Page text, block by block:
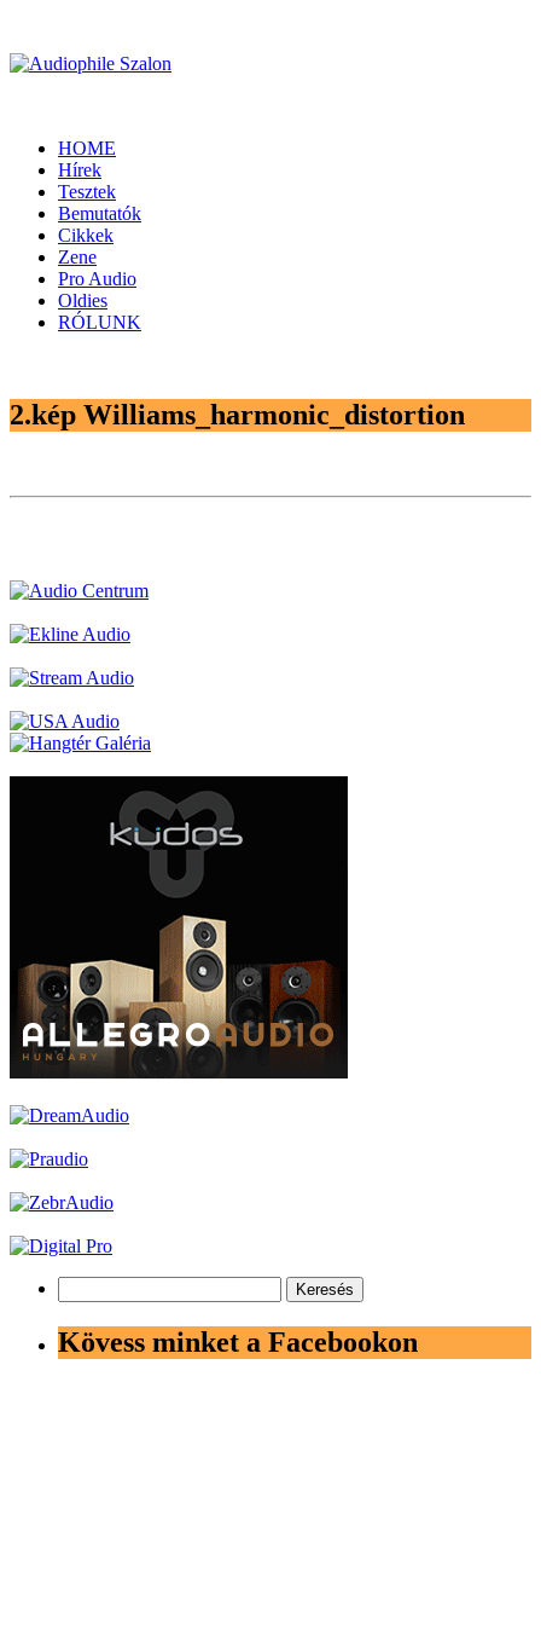
HOME
Hírek
Tesztek
Bemutatók
Cikkek
Zene
Pro Audio
Oldies
RÓLUNK
2.kép Williams_harmonic_distortion
Kövess minket a Facebookon